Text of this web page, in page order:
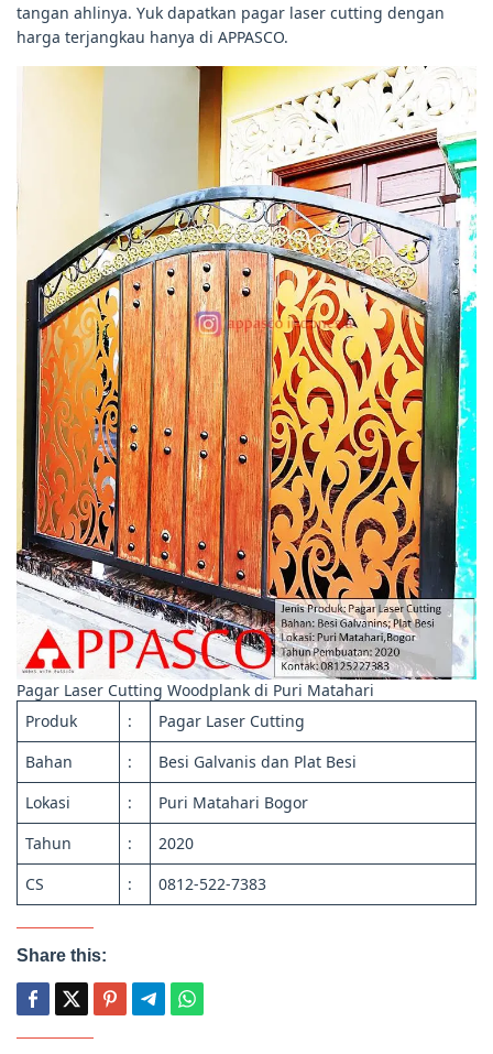
tangan ahlinya. Yuk dapatkan pagar laser cutting dengan
harga terjangkau hanya di APPASCO.
Pagar Laser Cutting Woodplank di Puri Matahari
Produk
:
Pagar Laser Cutting
Bahan
:
Besi Galvanis dan Plat Besi
Lokasi
:
Puri Matahari Bogor
Tahun
:
2020
CS
: 0812-522-7383
Share this: